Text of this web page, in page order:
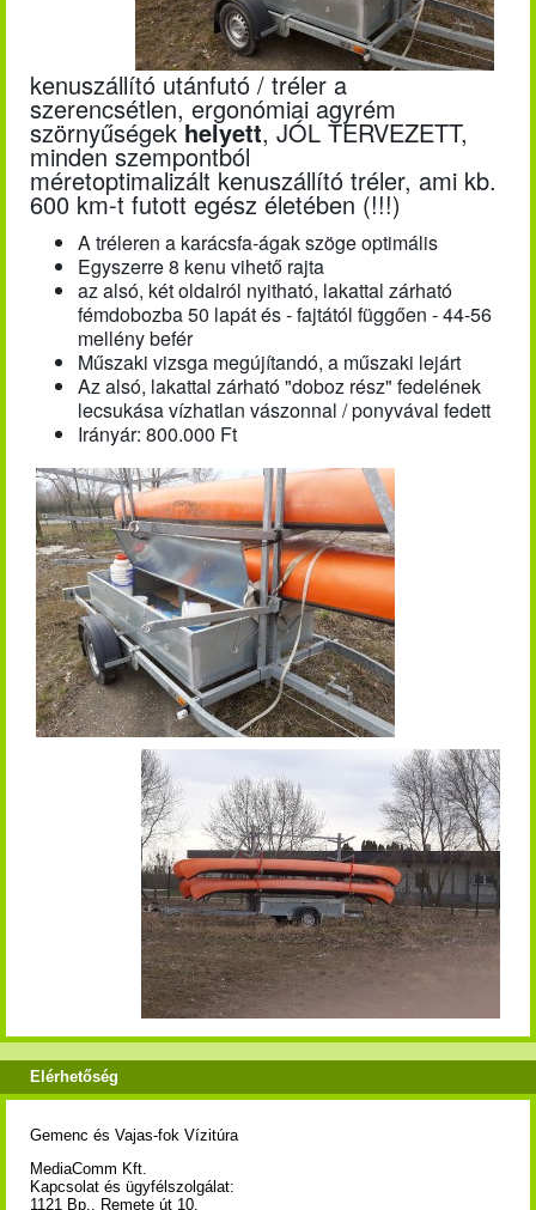
kenuszállító utánfutó / tréler a
szerencsétlen, ergonómiai agyrém
szörnyűségekhelyett, JÓL TERVEZETT,
minden szempontból
méretoptimalizált kenuszállító tréler, ami kb.
600 km-t futott egész életében (!!!)
A tréleren a karácsfa-ágak szöge optimális
Egyszerre 8 kenu vihető rajta
az alsó, két oldalról nyitható, lakattal zárható
fémdobozba 50 lapát és - fajtától függően - 44-56
mellény befér
Műszaki vizsga megújítandó, a műszaki lejárt
Az alsó, lakattal zárható "doboz rész" fedelének
lecsukása vízhatlan vászonnal / ponyvával fedett
Irányár: 800.000 Ft
Elérhetőség
Gemenc és Vajas-fok Vízitúra
MediaComm Kft.
Kapcsolat és ügyfélszolgálat:
1121 Bp., Remete út 10.